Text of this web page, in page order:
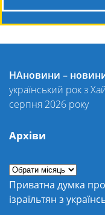
НАновини –
український рок з
серпня 2026 року
Архіви
Приватна думка про
ізраїльтян з